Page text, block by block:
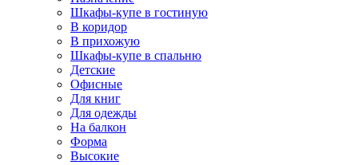
Шкафы-купе в гостиную
В коридор
В прихожую
Шкафы-купе в спальню
Детские
Офисные
Для книг
Для одежды
На балкон
Форма
Высокие